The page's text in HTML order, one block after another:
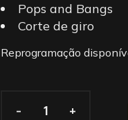
Pops and Bangs
Corte de giro
Reprogramação
- +
- +